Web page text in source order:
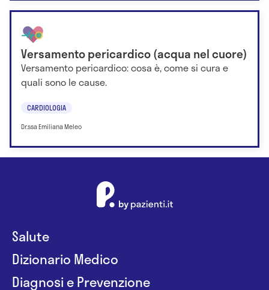
Versamento pericardico (acqua nel cuore)
Versamento pericardico: cosa è, come si cura e
quali sono le cause.
CARDIOLOGIA
Dr.ssa Emiliana Meleo
Salute
Dizionario Medico
Diagnosi e Prevenzione